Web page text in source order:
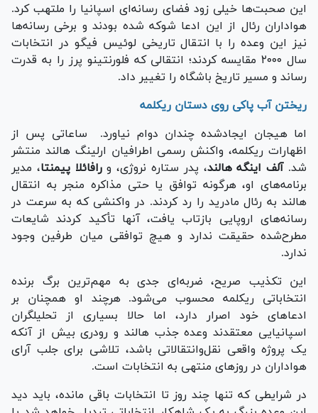
این صحبت‌ها خیلی زود فضای رسانه‌ای اسپانیا را ملتهب کرد.
هواداران رئال از این ادعا شوکه شده بودند و برخی رسانه‌ها
نیز این وعده را با انتقال تاریخی لوئیس فیگو در انتخابات
سال ۲۰۰۰ مقایسه کردند؛ انتقالی که فلورنتینو پرز را به قدرت
رساند و مسیر تاریخ باشگاه را تغییر داد.
ریختن آب پاکی روی دستان ریکلمه
اما هیجان ایجادشده چندان دوام نیاورد. ساعاتی پس از
اظهارات ریکلمه، واکنش رسمی اطرافیان ارلینگ هالند منتشر
شد.آلف اینگه هالند، پدر ستاره نروژی، ورافائلا پیمنتا، مدیر
برنامه‌های او، هرگونه توافق یا حتی مذاکره منجر به انتقال
هالند به رئال مادرید را رد کردند. در واکنشی که به سرعت در
رسانه‌های اروپایی بازتاب یافت، آنها تأکید کردند شایعات
مطرح‌شده حقیقت ندارد و هیچ توافقی میان طرفین وجود
ندارد.
این تکذیب صریح، ضربه‌ای جدی به مهم‌ترین برگ برنده
انتخاباتی ریکلمه محسوب می‌شود. هرچند او همچنان بر
ادعا‌های خود اصرار دارد، اما حالا بسیاری از تحلیلگران
اسپانیایی معتقدند وعده جذب هالند و رودری بیش از آنکه
یک پروژه واقعی نقل‌وانتقالاتی باشد، تلاشی برای جلب آرای
هواداران در روز‌های منتهی به انتخابات است.
در شرایطی که تنها چند روز تا انتخابات باقی مانده، باید دید